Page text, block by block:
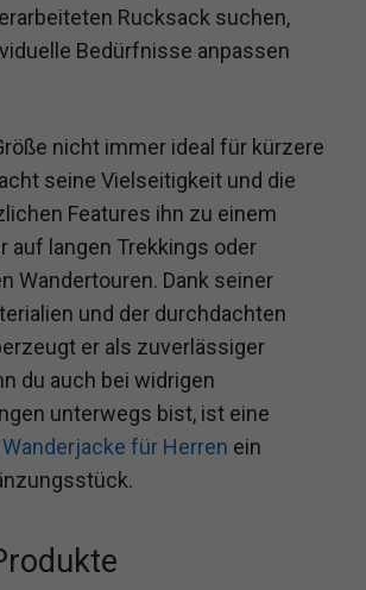
Rucksack suchen,
Bedürfnisse anpassen
nicht immer ideal für kürzere
seine Vielseitigkeit und die
Features ihn zu einem
auf langen Trekkings oder
Wandertouren. Dank seiner
und der durchdachten
er als zuverlässiger
du auch bei widrigen
unterwegs bist, ist eine
für Herren ein